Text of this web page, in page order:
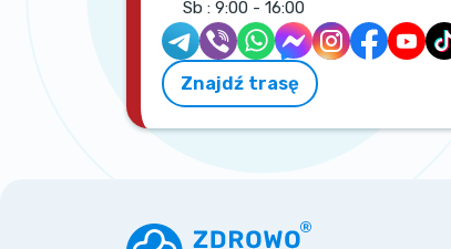
Sb :9:00 - 16:00
Znajdź trasę